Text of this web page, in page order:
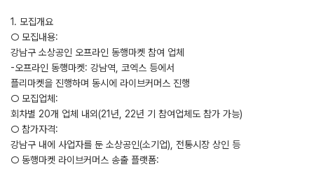
1. 모집개요
○ 모집내용:
강남구 소상공인 오프라인 동행마켓 참여 업체
-오프라인 동행마켓: 강남역, 코엑스 등에서
플리마켓을 진행하며 동시에 라이브커머스 진행
○ 모집업체:
회차별 20개 업체 내외(21년, 22년 기 참여업체도 참가 가능)
○ 참가자격:
강남구 내에 사업자를 둔 소상공인(소기업), 전통시장 상인 등
○ 동행마켓 라이브커머스 송출 플랫폼: